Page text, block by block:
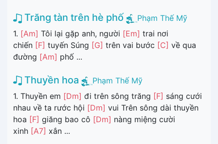
Trăng tàn trên hè phố
Phạm Thế Mỹ
1. [Am] Tôi lại gặp anh, người [Em] trai nơi
chiến [F] tuyến Súng [G] trên vai bước [C] về qua
đường [Am] phố ...
Thuyền hoa
Phạm Thế Mỹ
1. Thuyền em [Dm] đi trên sông trăng [F] sáng cưới
nhau về ta rước hội [Dm] vui Trên sông dài thuyền
hoa [F] giăng bao cô [Dm] nàng miệng cười
xinh [A7] xắn ...